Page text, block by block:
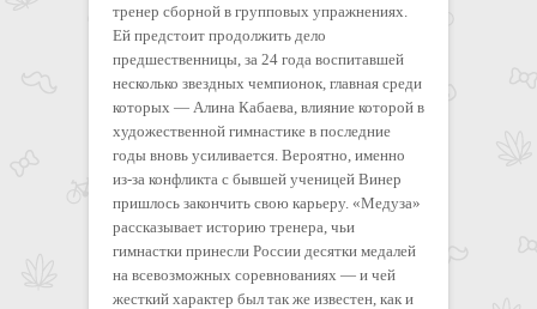
тренер сборной в групповых упражнениях.
Ей предстоит продолжить дело
предшественницы, за 24 года воспитавшей
несколько звездных чемпионок, главная среди
которых — Алина Кабаева, влияние которой в
художественной гимнастике в последние
годы вновь усиливается. Вероятно, именно
из-за конфликта с бывшей ученицей Винер
пришлось закончить свою карьеру. «Медуза»
рассказывает историю тренера, чьи
гимнастки принесли России десятки медалей
на всевозможных соревнованиях — и чей
жесткий характер был так же известен, как и